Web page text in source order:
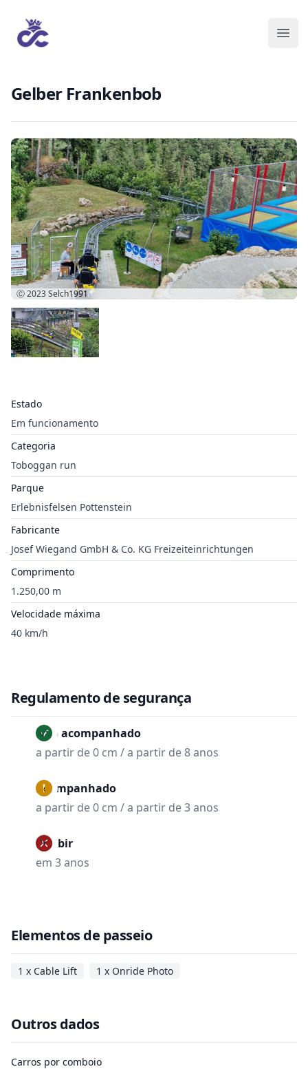
Gelber Frankenbob
Estado
Em funcionamento
Categoria
Toboggan run
Parque
Erlebnisfelsen Pottenstein
Fabricante
Josef Wiegand GmbH & Co. KG Freizeiteinrichtungen
Comprimento
1.250,00 m
Velocidade máxima
40 km/h
Ⓒ 2023Selch1991
Regulamento de segurança
Não acompanhado
a partir de 0 cm / a partir de 8 anos
Acompanhado
a partir de 0 cm / a partir de 3 anos
Proibir
em 3 anos
Elementos de passeio
1 x Cable Lift 1 x Onride Photo
Outros dados
Carros por comboio